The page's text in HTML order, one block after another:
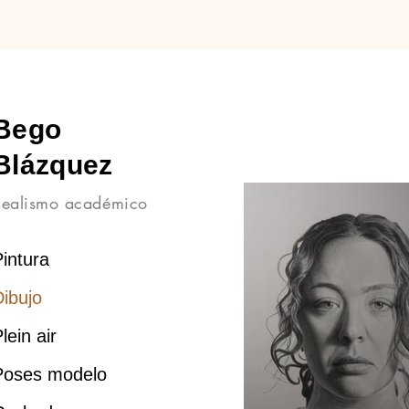
académico
air
modelo